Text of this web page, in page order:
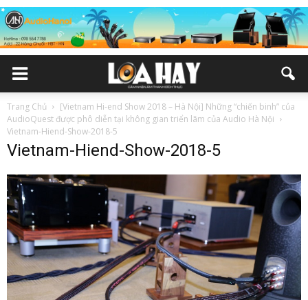
Trang Chủ
[Vietnam Hi-end Show 2018 – Hà Nội] Những “chiến binh” của
AudioQuest được phô diễn tại không gian triển lãm của Audio Hà Nội
Vietnam-Hiend-Show-2018-5
Vietnam-Hiend-Show-2018-5